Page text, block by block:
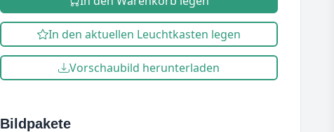
In den aktuellen Leuchtkasten legen
Vorschaubild herunterladen
Bildpakete